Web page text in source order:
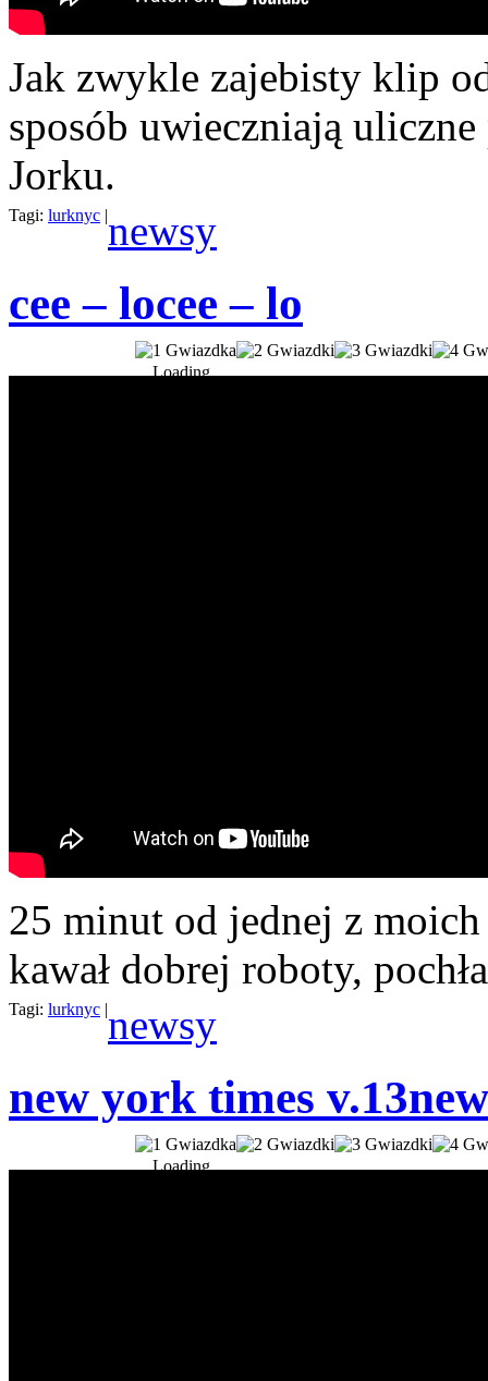
Jak zwykle zajebisty klip
sposób uwieczniają
Jorku.
Tagi: lurknyc |newsy
cee – locee – lo
Loading...
25 minut od jednej z
kawał dobrej roboty,
Tagi: lurknyc |newsy
new york times v.13
Loading...